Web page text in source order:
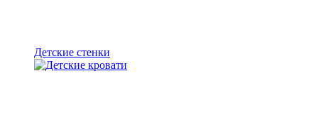
Детские стенки